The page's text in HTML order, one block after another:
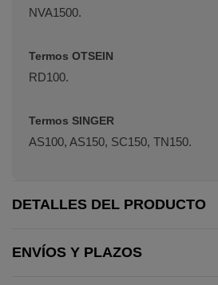
NVA1500.
Termos OTSEIN
RD100.
Termos SINGER
AS100, AS150, SC150, TN150.
DETALLES DEL PRODUCTO
ENVÍOS Y PLAZOS